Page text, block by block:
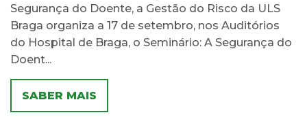
Segurança do Doente, a Gestão do Risco da ULS
Braga organiza a 17 de setembro, nos Auditórios
do Hospital de Braga, o Seminário: A Segurança do
Doent...
SABER MAIS